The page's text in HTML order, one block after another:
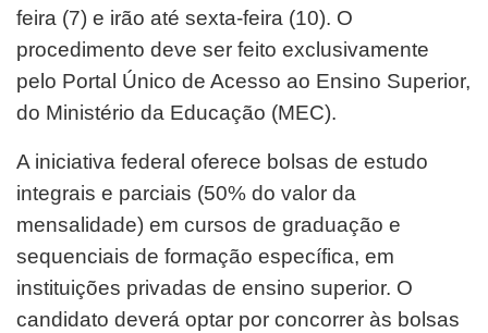
feira (7) e irão até sexta-feira (10). O
procedimento deve ser feito exclusivamente
pelo Portal Único de Acesso ao Ensino Superior,
do Ministério da Educação (MEC).
A iniciativa federal oferece bolsas de estudo
integrais e parciais (50% do valor da
mensalidade) em cursos de graduação e
sequenciais de formação específica, em
instituições privadas de ensino superior. O
candidato deverá optar por concorrer às bolsas